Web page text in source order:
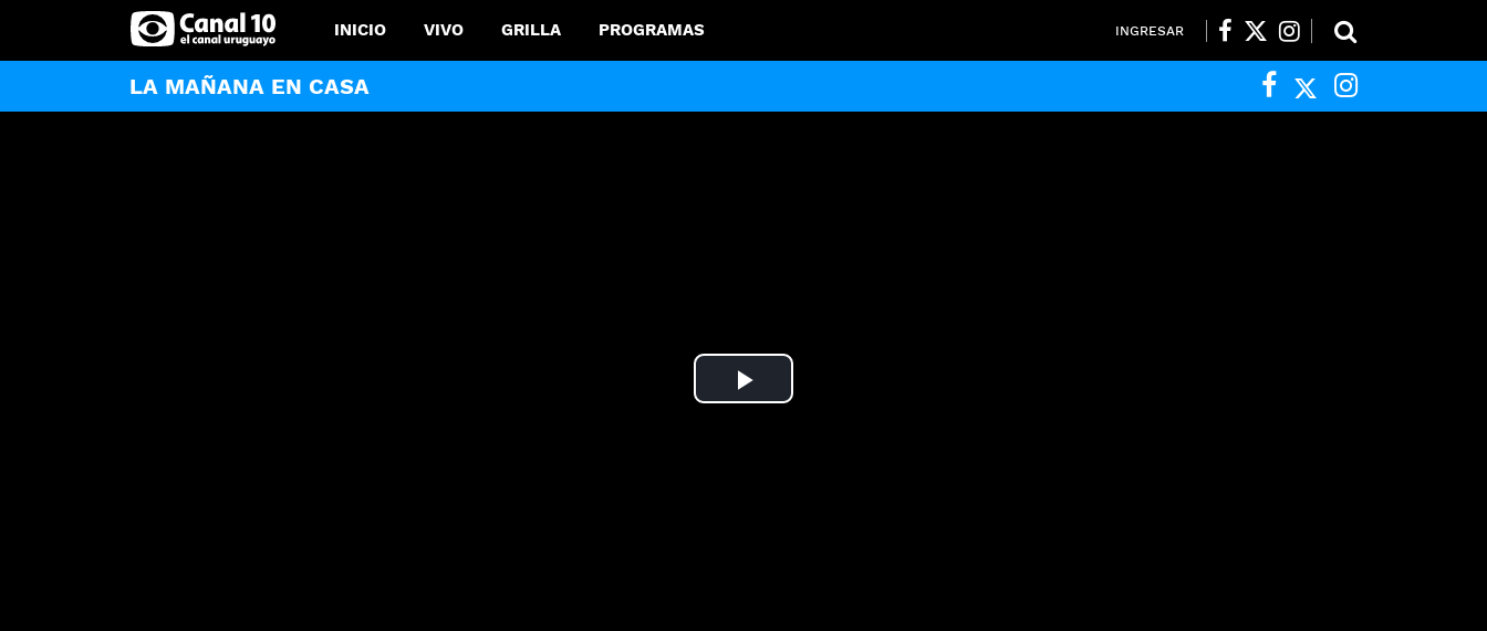
INICIO VIVO GRILLA PROGRAMAS INGRESAR
LA MAÑANA EN CASA
Play